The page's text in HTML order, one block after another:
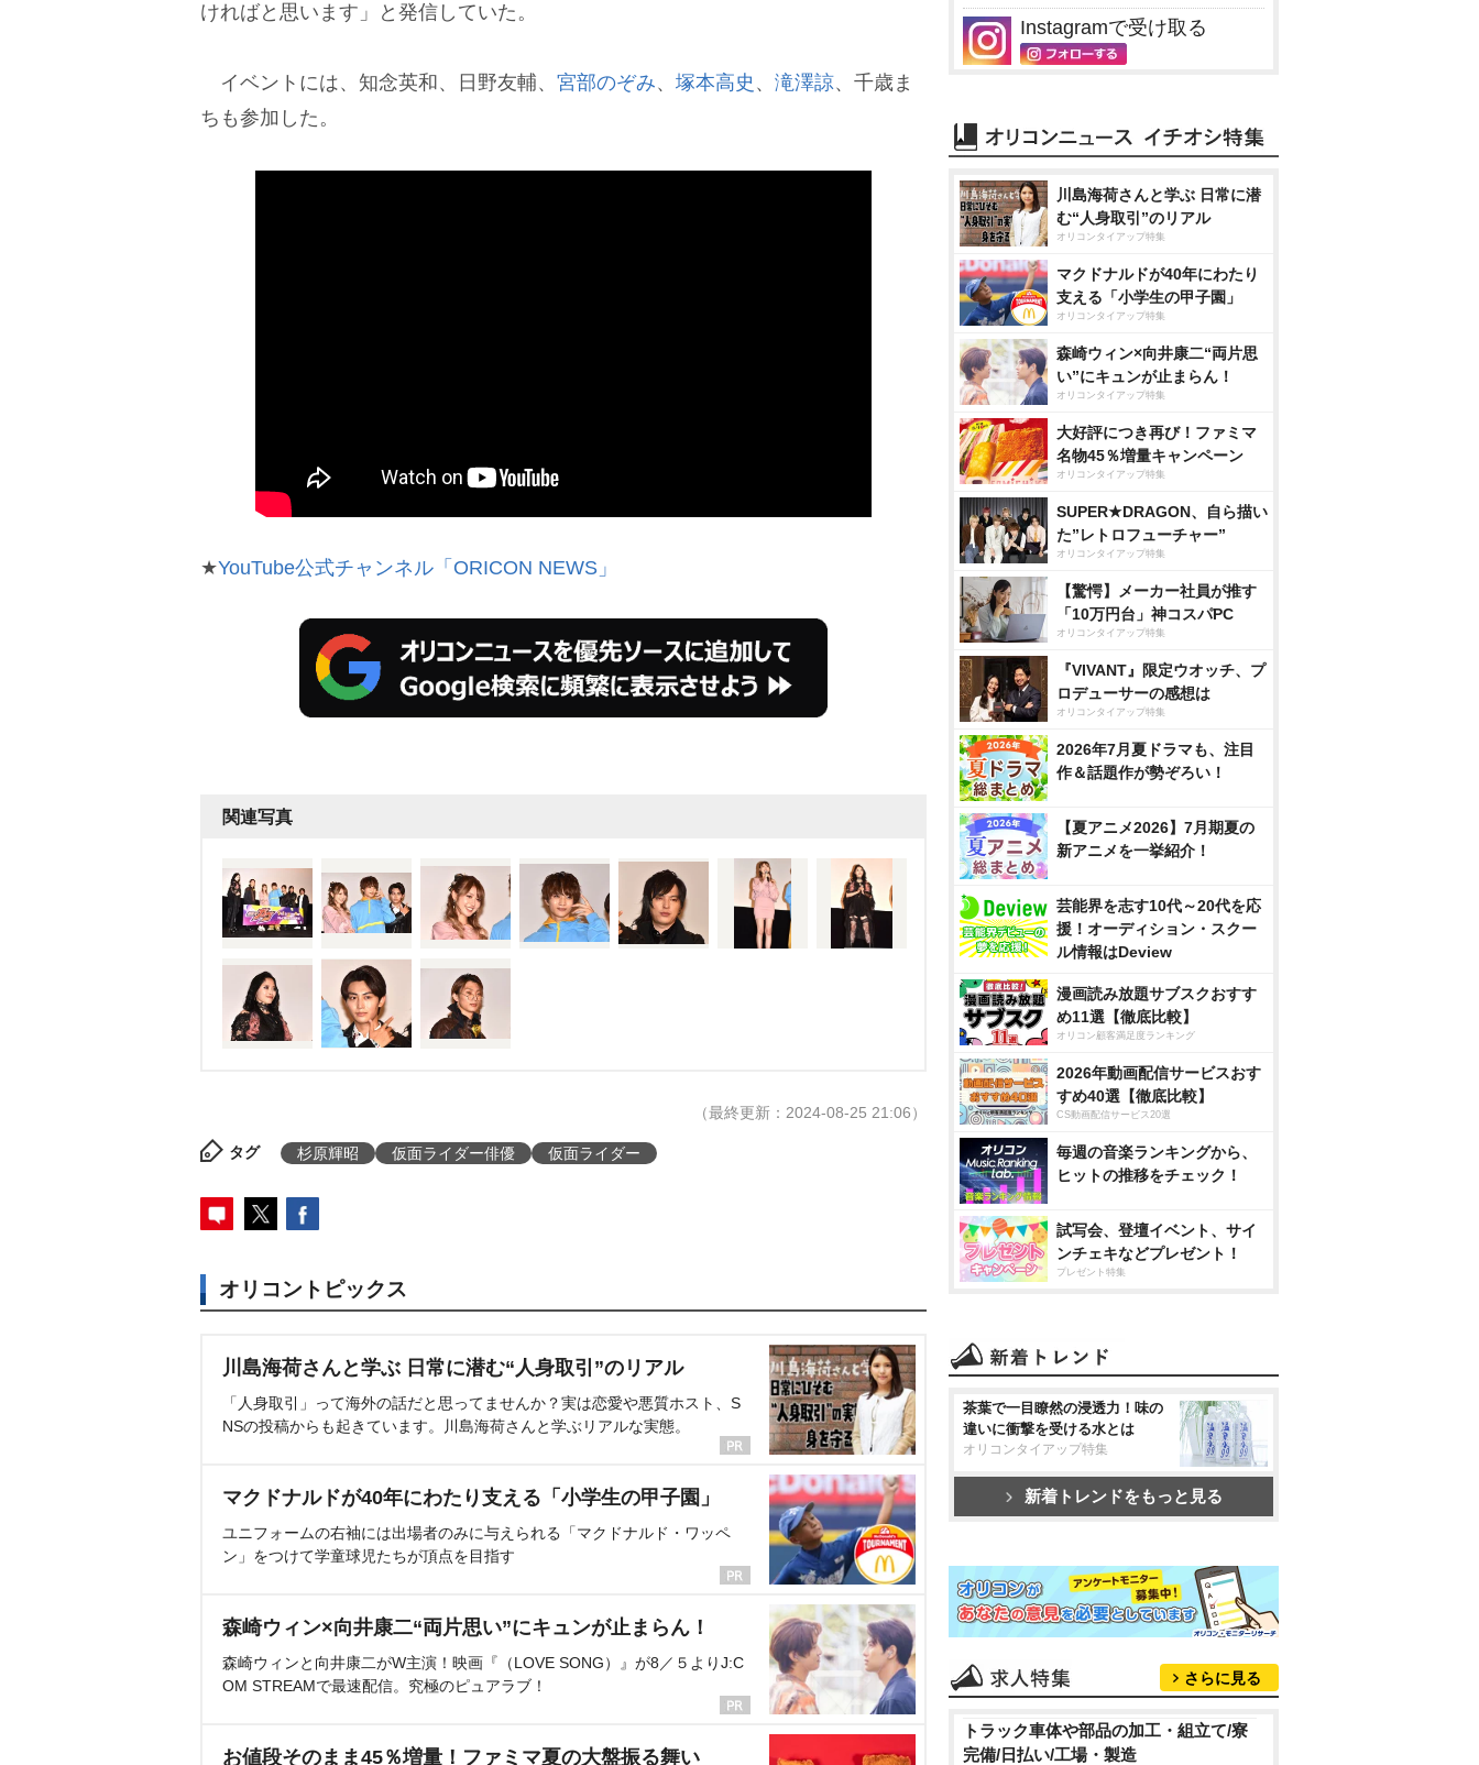
ければと思います」と発信していた。
イベントには、知念英和、日野友輔、 宮部のぞみ、 塚本高史 、 滝澤諒、千歳ま
ちも参加した。
★YouTube公式チャンネル「ORICON NEWS」
関連写真
（最終更新：2024-08-25 21:06）
タグ 杉原輝昭 仮面ライダー俳優 仮面ライダー
オリコントピックス
川島海荷さんと学ぶ 日常に潜む“人身取引”のリアル
「人身取引」って海外の話だと思ってませんか？実は恋愛や悪質ホスト、S
NSの投稿からも起きています。川島海荷さんと学ぶリアルな実態。
マクドナルドが40年にわたり支える「小学生の甲子園」
ユニフォームの右袖には出場者のみに与えられる「マクドナルド・ワッペ
ン」をつけて学童球児たちが頂点を目指す
森崎ウィン×向井康二“両片思い”にキュンが止まらん！
森崎ウィンと向井康二がW主演！映画『（LOVE SONG）』が8／５よりJ:C
OM STREAMで最速配信。究極のピュアラブ！
お値段そのまま45％増量！ファミマ夏の大盤振る舞い
Instagramで受け取る
川島海荷さんと学ぶ 日常に潜
む“人身取引”のリアル
オリコンタイアップ特集
マクドナルドが40年にわたり
支える「小学生の甲子園」
オリコンタイアップ特集
森崎ウィン×向井康二“両片思
い”にキュンが止まらん！
オリコンタイアップ特集
大好評につき再び！ファミマ
名物45％増量キャンペーン
オリコンタイアップ特集
SUPER★DRAGON、自ら描い
た”レトロフューチャー”
オリコンタイアップ特集
【驚愕】メーカー社員が推す
「10万円台」神コスパPC
オリコンタイアップ特集
『VIVANT』限定ウオッチ、プ
ロデューサーの感想は
オリコンタイアップ特集
2026年7月夏ドラマも、注目
作＆話題作が勢ぞろい！
【夏アニメ2026】7月期夏の
新アニメを一挙紹介！
芸能界を志す10代～20代を応
援！オーディション・スクー
ル情報はDeview
漫画読み放題サブスクおすす
め11選【徹底比較】
オリコン顧客満足度ランキング
2026年動画配信サービスおす
すめ40選【徹底比較】
CS動画配信サービス20選
毎週の音楽ランキングから、
ヒットの推移をチェック！
試写会、登壇イベント、サイ
ンチェキなどプレゼント！
プレゼント特集
茶葉で一目瞭然の浸透力！味の
違いに衝撃を受ける水とは
オリコンタイアップ特集
新着トレンドをもっと見る
さらに見る
トラック車体や部品の加工・組立て/寮
完備/日払い/工場・製造